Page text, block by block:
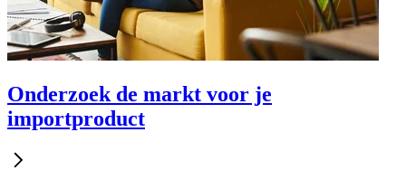
Onderzoek de markt voor je
importproduct